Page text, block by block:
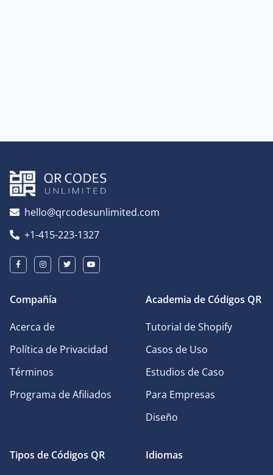
hello@qrcodesunlimited.com
+1-415-223-1327
Compañía
Acerca de
Política de Privacidad
Términos
Programa de Afiliados
Academia de Códigos QR
Tutorial de Shopify
Casos de Uso
Estudios de Caso
Para Empresas
Diseño
Tipos de Códigos QR Idiomas